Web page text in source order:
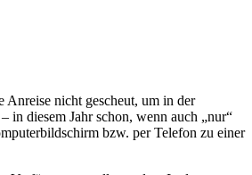
Anreise nicht gescheut, um in der
in diesem Jahr schon, wenn auch „nur“
bzw. per Telefon zu einer